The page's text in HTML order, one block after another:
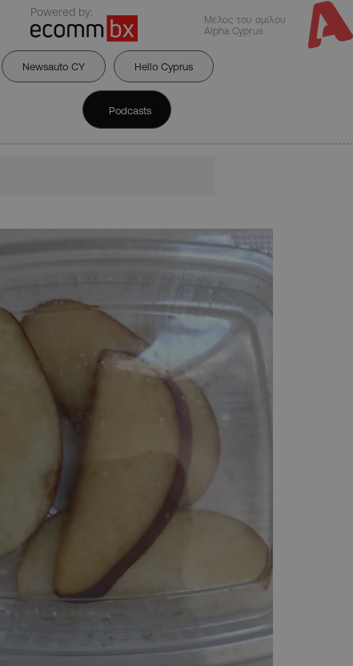
Powered by:
Μέλος του ομίλου
Alpha Cyprus
Newsauto CY Hello Cyprus
Podcasts